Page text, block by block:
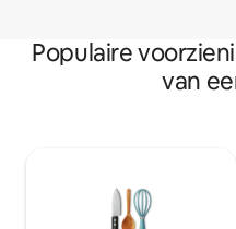
Populaire
van